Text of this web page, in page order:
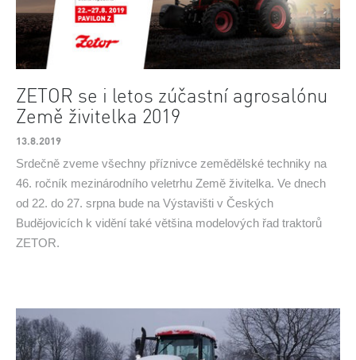
ZETOR se i letos zúčastní agrosalónu
Země živitelka 2019
13.8.2019
Srdečně zveme všechny příznivce zemědělské techniky na
46. ročník mezinárodního veletrhu Země živitelka. Ve dnech
od 22. do 27. srpna bude na Výstavišti v Českých
Budějovicích k vidění také většina modelových řad traktorů
ZETOR.